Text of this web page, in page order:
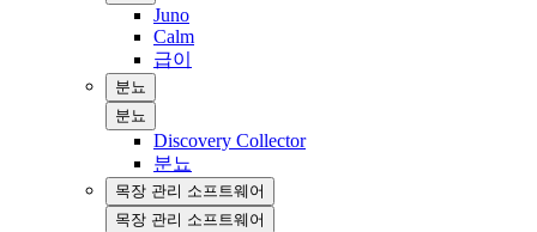
Juno
Calm
급이
분뇨
분뇨
Discovery Collector
분뇨
목장 관리 소프트웨어
목장 관리 소프트웨어